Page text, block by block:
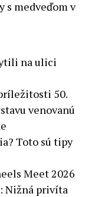
s medveďom v
na ulici
50.
venovanú
Toto sú tipy
Meet 2026
Nižná privíta